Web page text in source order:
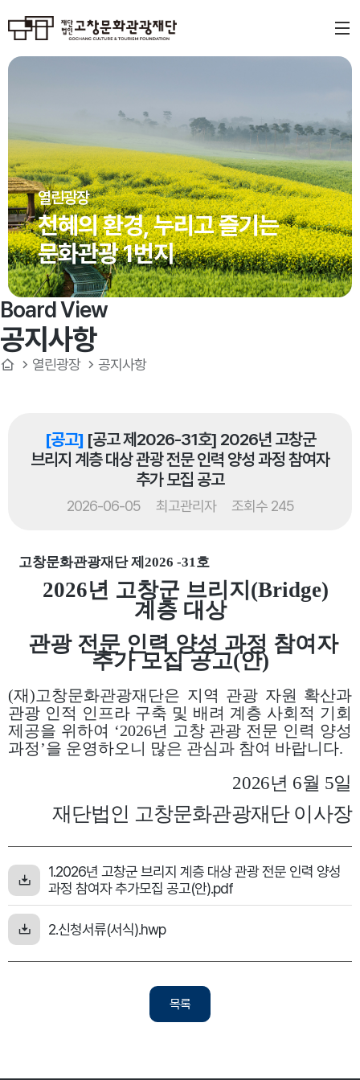
열린광장
천혜의 환경, 누리고 즐기는
문화관광 1번지
Board View
공지사항
열린광장 공지사항
[공고] [공고 제2026-31호] 2026년 고창군
브리지 계층 대상 관광 전문 인력 양성 과정 참여자
추가 모집 공고
2026-06-05 최고관리자 조회수 245
고창문화관광재단 제2026 -31호
2026년 고창군 브리지(Bridge)
계층 대상
관광 전문 인력 양성 과정 참여자
추가 모집 공고(안)
(재)고창문화관광재단은 지역 관광 자원 확산과
관광 인적 인프라 구축 및 배려 계층 사회적 기회
제공을 위하여 ‘2026년 고창 관광 전문 인력 양성
과정’을 운영하오니 많은 관심과 참여 바랍니다.
2026년 6월 5일
재단법인 고창문화관광재단 이사장
1.2026년 고창군 브리지 계층 대상 관광 전문 인력 양성
과정 참여자 추가모집 공고(안).pdf
2.신청서류(서식).hwp
목록